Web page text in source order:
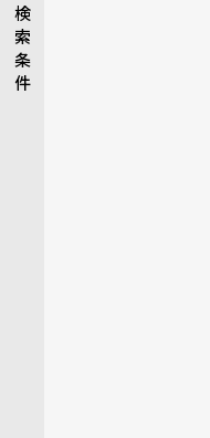
検
索
条
件